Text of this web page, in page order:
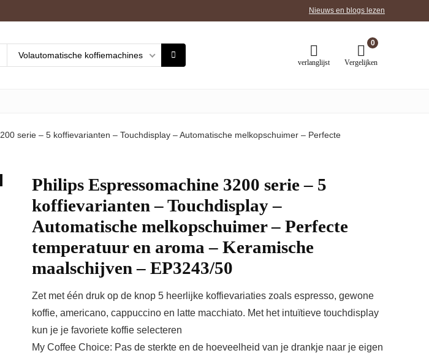
Nieuws en blogs lezen
Volautomatische koffiemachines
verlanglijst
0
Vergelijken
serie – 5 koffievarianten – Touchdisplay – Automatische melkopschuimer – Perfecte
Philips Espressomachine 3200 serie – 5
koffievarianten – Touchdisplay –
Automatische melkopschuimer – Perfecte
temperatuur en aroma – Keramische
maalschijven – EP3243/50
Zet met één druk op de knop 5 heerlijke koffievariaties zoals espresso, gewone
koffie, americano, cappuccino en latte macchiato. Met het intuïtieve touchdisplay
kun je je favoriete koffie selecteren
My Coffee Choice: Pas de sterkte en de hoeveelheid van je drankje naar je eigen